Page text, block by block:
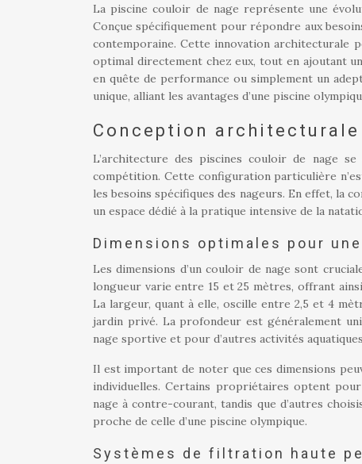
La piscine couloir de nage représente une
Conçue spécifiquement pour répondre aux
contemporaine. Cette innovation architecturale
optimal directement chez eux, tout en ajoutant
en quête de performance ou simplement un
unique, alliant les avantages d’une piscine
Conception
L’architecture des piscines couloir de nage
compétition. Cette configuration particulière
les besoins spécifiques des nageurs. En effet, la
un espace dédié à la pratique intensive de la
Dimensions optimales pour
Les dimensions d’un couloir de nage sont
longueur varie entre 15 et 25 mètres, offrant
La largeur, quant à elle, oscille entre 2,5 et 4
jardin privé. La profondeur est généralement
nage sportive et pour d’autres activités aquatiques
Il est important de noter que ces dimensions
individuelles. Certains propriétaires optent pour
nage à contre-courant, tandis que d’autres
proche de celle d’une piscine olympique.
Systèmes de filtration haute